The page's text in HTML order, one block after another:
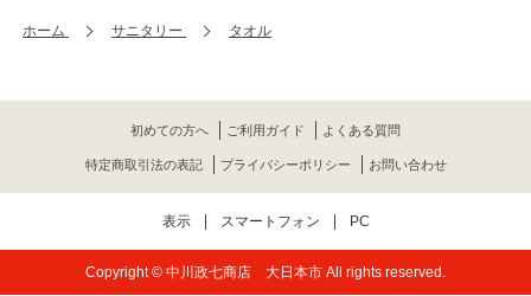
ホーム サニタリー タオル
初めての方へ ご利用ガイド よくある質問
特定商取引法の表記 プライバシーポリシー お問い合わせ
表示 スマートフォン PC
Copyright © 中川政七商店 大日本市 All rights reserved.